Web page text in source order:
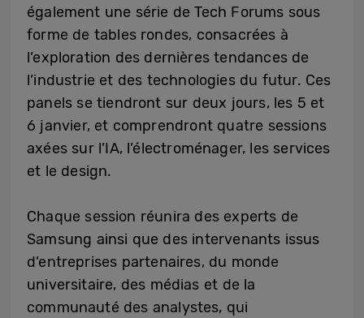
également une série de Tech Forums sous
forme de tables rondes, consacrées à
l’exploration des dernières tendances de
l’industrie et des technologies du futur. Ces
panels se tiendront sur deux jours, les 5 et
6 janvier, et comprendront quatre sessions
axées sur l’IA, l’électroménager, les services
et le design.
Chaque session réunira des experts de
Samsung ainsi que des intervenants issus
d’entreprises partenaires, du monde
universitaire, des médias et de la
communauté des analystes, qui